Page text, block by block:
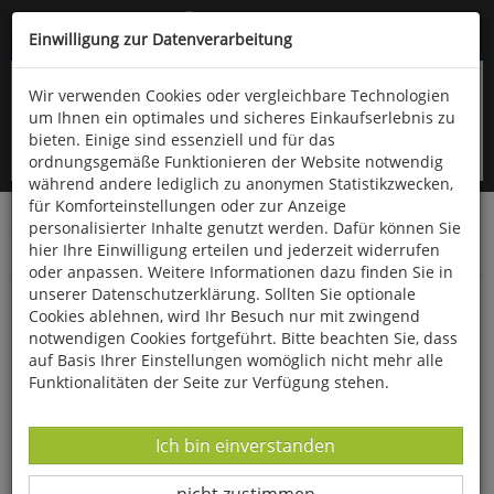
Kompletten Head der Seite überspringen
oder (06766) 9323-960
Startseite Schönes & Dekoratives
Uhren & Schmuck
Armband- & Taschenuhren
Regent-Herrenuhr »Titan«
Einwilligung zur Datenverarbeitung
Wir verwenden Cookies oder vergleichbare Technologien
um Ihnen ein optimales und sicheres Einkaufserlebnis zu
bieten. Einige sind essenziell und für das
ordnungsgemäße Funktionieren der Website notwendig
während andere lediglich zu anonymen Statistikzwecken,
für Komforteinstellungen oder zur Anzeige
personalisierter Inhalte genutzt werden. Dafür können Sie
hier Ihre Einwilligung erteilen und jederzeit widerrufen
oder anpassen. Weitere Informationen dazu finden Sie in
unserer Datenschutzerklärung. Sollten Sie optionale
Cookies ablehnen, wird Ihr Besuch nur mit zwingend
notwendigen Cookies fortgeführt. Bitte beachten Sie, dass
auf Basis Ihrer Einstellungen womöglich nicht mehr alle
Funktionalitäten der Seite zur Verfügung stehen.
Datenverarbeitung -
Ich bin einverstanden